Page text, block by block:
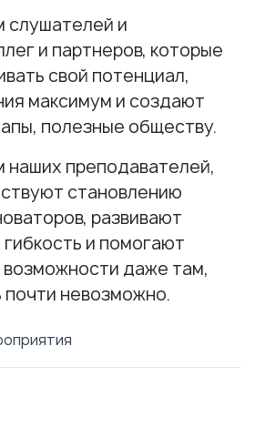
слушателей и
и партнеров, которые
свой потенциал,
максимум и создают
полезные обществу.
преподавателей,
становлению
развивают
и помогают
даже там,
почти невозможно.